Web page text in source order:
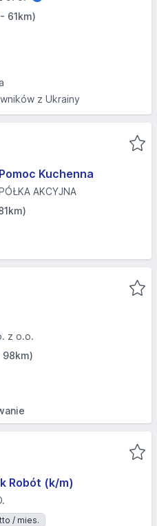
61km)
z Ukrainy
Kuchenna
AKCYJNA
z o.o.
Robót (k/m)
/ mies.